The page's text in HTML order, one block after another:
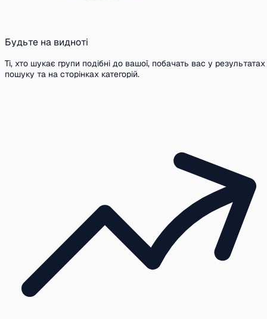
Будьте на видноті
Ті, хто шукає групи подібні до вашої, побачать вас у результатах
пошуку та на сторінках категорій.